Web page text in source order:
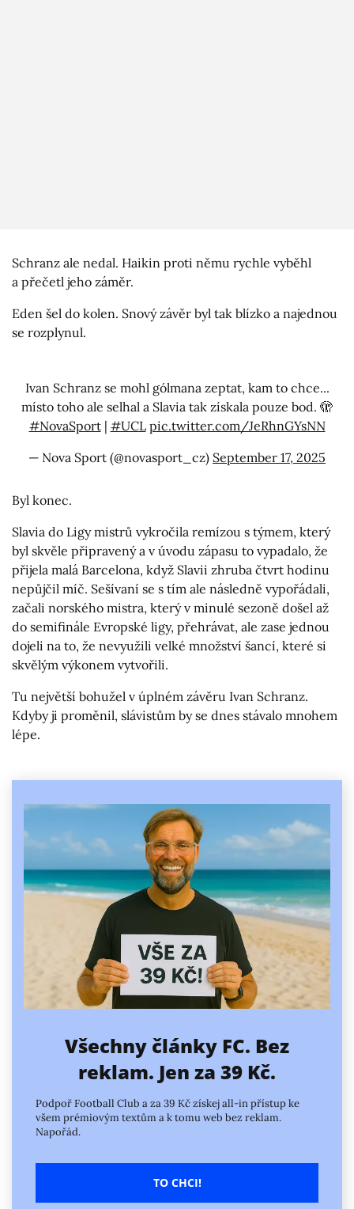
Schranz ale nedal. Haikin proti němu rychle vyběhl
a přečetl jeho záměr.
Eden šel do kolen. Snový závěr byl tak blízko a najednou
se rozplynul.
Ivan Schranz se mohl gólmana zeptat, kam to chce...
místo toho ale selhal a Slavia tak získala pouze bod. 🫣
#NovaSport| #UCL pic.twitter.com/JeRhnGYsNN
— Nova Sport (@novasport_cz) September 17, 2025
Byl konec.
Slavia do Ligy mistrů vykročila remízou s týmem, který
byl skvěle připravený a v úvodu zápasu to vypadalo, že
přijela malá Barcelona, když Slavii zhruba čtvrt hodinu
nepůjčil míč. Sešívaní se s tím ale následně vypořádali,
začali norského mistra, který v minulé sezoně došel až
do semifinále Evropské ligy, přehrávat, ale zase jednou
dojeli na to, že nevyužili velké množství šancí, které si
skvělým výkonem vytvořili.
Tu největší bohužel v úplném závěru Ivan Schranz.
Kdyby ji proměnil, slávistům by se dnes stávalo mnohem
lépe.
Všechny články FC. Bez
reklam. Jen za 39 Kč.
Podpoř Football Club a za 39 Kč získej all-in přístup ke
všem prémiovým textům a k tomu web bez reklam.
Napořád.
TO CHCI!